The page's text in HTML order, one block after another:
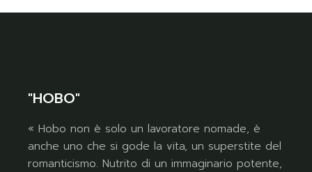
"HOBO"
« Hobo non è solo un lavoratore nomade, è
anche uno che si gode la vita, un superstite del
romanticismo. Nutrito di un immaginario potente,